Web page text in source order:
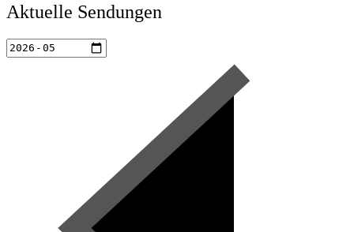
Aktuelle Sendungen